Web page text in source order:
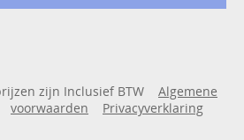
zijn Inclusief BTW
Algemene
voorwaarden
Privacyverklaring